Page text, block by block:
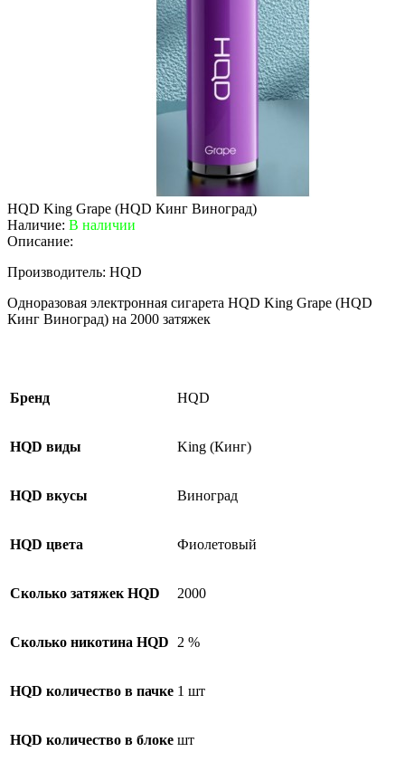
HQD King Grape (HQD Кинг Виноград)
Наличие: В наличии
Описание:
Производитель: HQD
Одноразовая электронная сигарета HQD King Grape (HQD
Кинг Виноград) на 2000 затяжек
Бренд HQD
HQD виды King (Кинг)
HQD вкусы Виноград
HQD цвета Фиолетовый
Сколько затяжек HQD 2000
Сколько никотина HQD 2 %
HQD количество в пачке 1 шт
HQD количество в блоке шт